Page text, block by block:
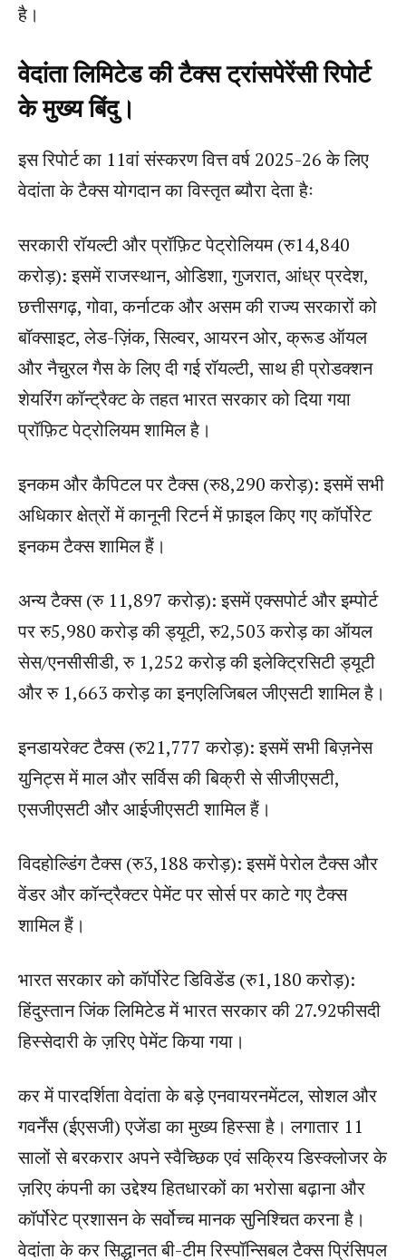
है।
वेदांता लिमिटेड की टैक्स ट्रांसपेरेंसी रिपोर्ट
के मुख्य बिंदु।
इस रिपोर्ट का 11वां संस्करण वित्त वर्ष 2025-26 के लिए
वेदांता के टैक्स योगदान का विस्तृत ब्यौरा देता हैः
सरकारी रॉयल्टी और प्रॉफ़िट पेट्रोलियम (रु14,840
करोड़): इसमें राजस्थान, ओडिशा, गुजरात, आंध्र प्रदेश,
छत्तीसगढ़, गोवा, कर्नाटक और असम की राज्य सरकारों को
बॉक्साइट, लेड-ज़िंक, सिल्वर, आयरन ओर, क्रूड ऑयल
और नैचुरल गैस के लिए दी गई रॉयल्टी, साथ ही प्रोडक्शन
शेयरिंग कॉन्ट्रैक्ट के तहत भारत सरकार को दिया गया
प्रॉफ़िट पेट्रोलियम शामिल है।
इनकम और कैपिटल पर टैक्स (रु8,290 करोड़): इसमें सभी
अधिकार क्षेत्रों में कानूनी रिटर्न में फ़ाइल किए गए कॉर्पोरेट
इनकम टैक्स शामिल हैं।
अन्य टैक्स (रु 11,897 करोड़): इसमें एक्सपोर्ट और इम्पोर्ट
पर रु5,980 करोड़ की ड्यूटी, रु2,503 करोड़ का ऑयल
सेस/एनसीसीडी, रु 1,252 करोड़ की इलेक्ट्रिसिटी ड्यूटी
और रु 1,663 करोड़ का इनएलिजिबल जीएसटी शामिल है।
इनडायरेक्ट टैक्स (रु21,777 करोड़): इसमें सभी बिज़नेस
युनिट्स में माल और सर्विस की बिक्री से सीजीएसटी,
एसजीएसटी और आईजीएसटी शामिल हैं।
विदहोल्डिंग टैक्स (रु3,188 करोड़): इसमें पेरोल टैक्स और
वेंडर और कॉन्ट्रैक्टर पेमेंट पर सोर्स पर काटे गए टैक्स
शामिल हैं।
भारत सरकार को कॉर्पोरेट डिविडेंड (रु1,180 करोड़):
हिंदुस्तान जिंक लिमिटेड में भारत सरकार की 27.92फीसदी
हिस्सेदारी के ज़रिए पेमेंट किया गया।
कर में पारदर्शिता वेदांता के बड़े एनवायरनमेंटल, सोशल और
गवर्नेंस (ईएसजी) एजेंडा का मुख्य हिस्सा है। लगातार 11
सालों से बरकरार अपने स्वैच्छिक एवं सक्रिय डिस्क्लोजर के
ज़रिए कंपनी का उद्देश्य हितधारकों का भरोसा बढ़ाना और
कॉर्पोरेट प्रशासन के सर्वोच्च मानक सुनिश्चित करना है।
वेदांता के कर सिद्धानत बी-टीम रिस्पॉन्सिबल टैक्स प्रिंसिपल